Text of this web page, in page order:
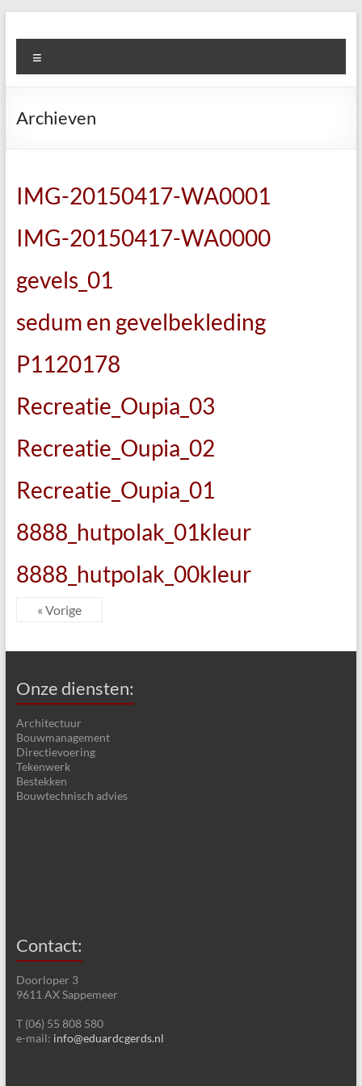
naar
Architektenburo
Eduard
C.
Archieven
IMG-20150417-WA0001
IMG-20150417-WA0000
gevels_01
sedum en gevelbekleding
P1120178
Recreatie_Oupia_03
Recreatie_Oupia_02
Recreatie_Oupia_01
8888_hutpolak_01kleur
8888_hutpolak_00kleur
« Vorige
Onze diensten:
Architectuur
Bouwmanagement
Directievoering
Tekenwerk
Bestekken
Bouwtechnisch advies
Contact:
Doorloper 3
9611 AX Sappemeer
T (06) 55 808 580
e-mail: info@eduardcgerds.nl